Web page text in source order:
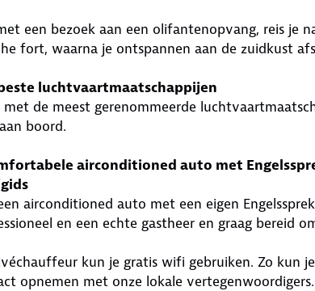
een bezoek aan een olifantenopvang, reis je
fort, waarna je ontspannen aan de zuidkust
luchtvaartmaatschappijen
met de meest gerenommeerde
boord.
airconditioned auto met
airconditioned auto met een eigen
en een echte gastheer en graag bereid
kun je gratis wifi gebruiken. Zo kun
opnemen met onze lokale vertegenwoordigers.